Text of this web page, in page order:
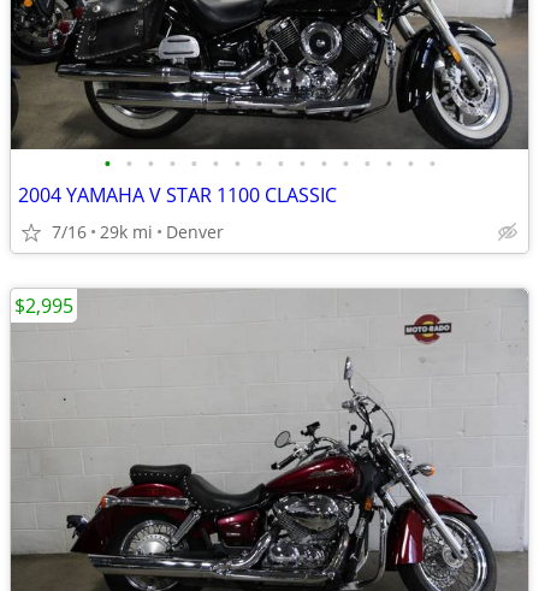
• • • • • • • • • • • • • • • •
2004 YAMAHA V STAR 1100 CLASSIC
7/16 29k mi Denver
$2,995